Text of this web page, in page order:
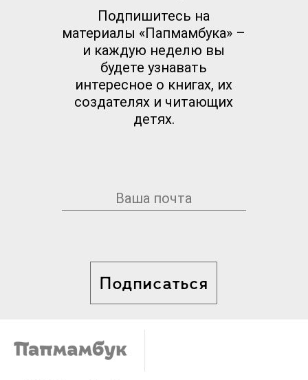
Подпишитесь на
материалы «Папмамбука» –
и каждую неделю вы
будете узнавать
интересное о книгах, их
создателях и читающих
детях.
Подписаться